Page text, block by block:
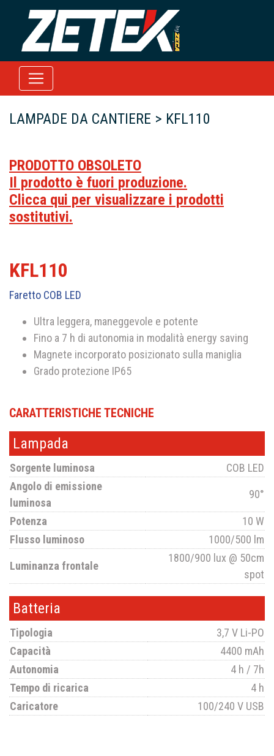
LAMPADE DA CANTIERE > KFL110
PRODOTTO OBSOLETO
Il prodotto è fuori produzione.
Clicca qui per visualizzare i prodotti
sostitutivi.
KFL110
Faretto COB LED
Ultra leggera, maneggevole e potente
Fino a 7 h di autonomia in modalità energy saving
Magnete incorporato posizionato sulla maniglia
Grado protezione IP65
CARATTERISTICHE TECNICHE
Lampada
Sorgente luminosa
COB LED
Angolo di emissione
luminosa
90°
Potenza
10 W
Flusso luminoso
1000/500 lm
Luminanza frontale
1800/900 lux @ 50cm
spot
Batteria
Tipologia
3,7 V Li-PO
Capacità
4400 mAh
Autonomia
4 h / 7h
Tempo di ricarica
4 h
Caricatore
100/240 V USB